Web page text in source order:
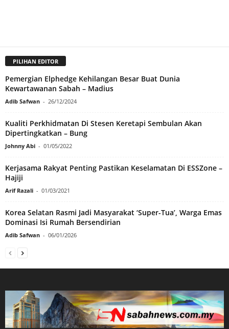
PILIHAN EDITOR
Pemergian Elphedge Kehilangan Besar Buat Dunia
Kewartawanan Sabah – Madius
Adib Safwan - 26/12/2024
Kualiti Perkhidmatan Di Stesen Keretapi Sembulan Akan
Dipertingkatkan – Bung
Johnny Abi - 01/05/2022
Kerjasama Rakyat Penting Pastikan Keselamatan Di ESSZone –
Hajiji
Arif Razali - 01/03/2021
Korea Selatan Rasmi Jadi Masyarakat ‘Super-Tua’, Warga Emas
Dominasi Isi Rumah Bersendirian
Adib Safwan - 06/01/2026